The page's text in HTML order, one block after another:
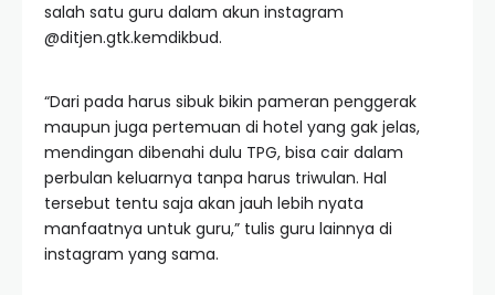
salah satu guru dalam akun instagram
@ditjen.gtk.kemdikbud.
“Dari pada harus sibuk bikin pameran penggerak
maupun juga pertemuan di hotel yang gak jelas,
mendingan dibenahi dulu TPG, bisa cair dalam
perbulan keluarnya tanpa harus triwulan. Hal
tersebut tentu saja akan jauh lebih nyata
manfaatnya untuk guru,” tulis guru lainnya di
instagram yang sama.